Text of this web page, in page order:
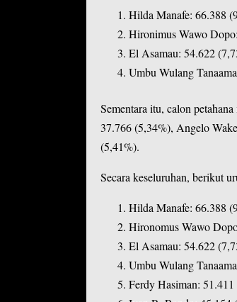
Hilda Manafe: 66.388
Hironimus Wawo
El Asamau: 54.622
Umbu Wulang
Sementara itu, calon
37.766 (5,34%), Angelo
(5,41%).
Secara keseluruhan, berikut
Hilda Manafe: 66.388
Hironomus Wawo
El Asamau: 54.622
Umbu Wulang
Ferdy Hasiman: